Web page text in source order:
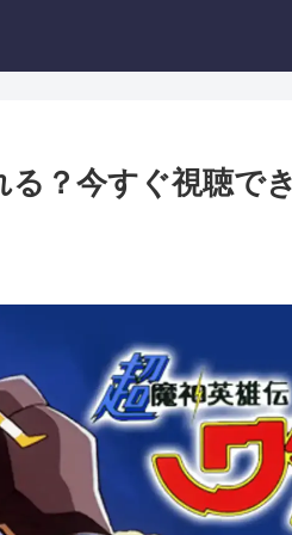
？今すぐ視聴で